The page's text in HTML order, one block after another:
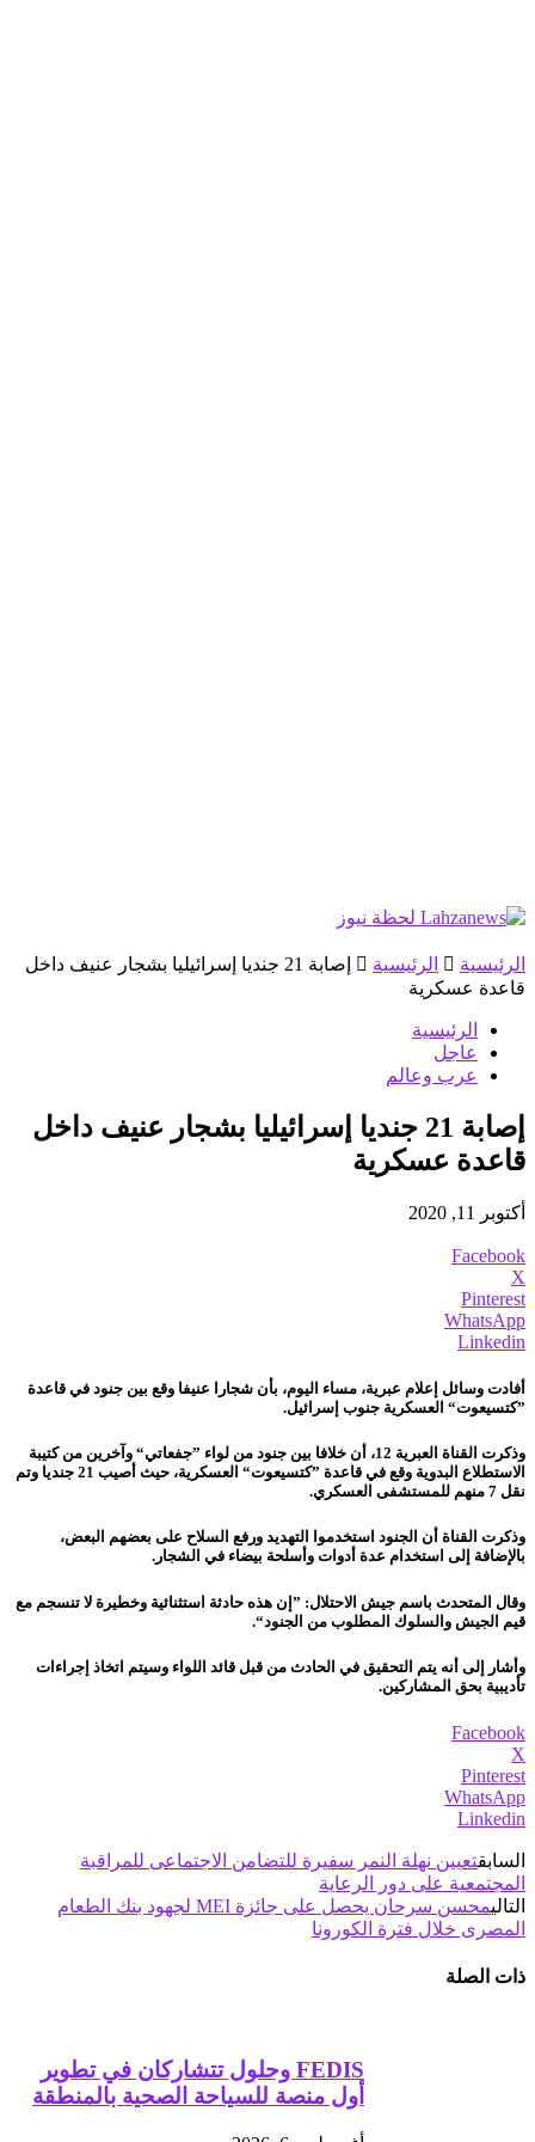
الرئيسية الرئيسية
إصابة 21 جنديا إسرائيليا بشجار عنيف داخل
قاعدة عسكرية
الرئيسية
عاجل
عرب وعالم
إصابة 21 جنديا إسرائيليا بشجار عنيف داخل
قاعدة عسكرية
أكتوبر 11, 2020
Facebook
X
Pinterest
WhatsApp
Linkedin
أفادت وسائل إعلام عبرية، مساء اليوم، بأن شجارا عنيفا وقع بين جنود في قاعدة
”كتسيعوت“ العسكرية جنوب إسرائيل.
وذكرت القناة العبرية 12، أن خلافا بين جنود من لواء ”جفعاتي“ وآخرين من كتيبة
الاستطلاع البدوية وقع في قاعدة ”كتسيعوت“ العسكرية، حيث أصيب 21 جنديا وتم
نقل 7 منهم للمستشفى العسكري.
وذكرت القناة أن الجنود استخدموا التهديد ورفع السلاح على بعضهم البعض،
بالإضافة إلى استخدام عدة أدوات وأسلحة بيضاء في الشجار.
وقال المتحدث باسم جيش الاحتلال: ”إن هذه حادثة استثنائية وخطيرة لا تنسجم مع
قيم الجيش والسلوك المطلوب من الجنود“.
وأشار إلى أنه يتم التحقيق في الحادث من قبل قائد اللواء وسيتم اتخاذ إجراءات
تأديبية بحق المشاركين.
Facebook
X
Pinterest
WhatsApp
Linkedin
السابقتعيين نهلة النمر سفيرة للتضامن الاجتماعى للمراقبة
المجتمعية على دور الرعاية
التالي
محسن سرحان يحصل على جائزة MEI لجهود بنك الطعام
المصرى خلال فترة الكورونا
ذات الصلة
FEDIS وحلول تتشاركان في تطوير
أول منصة للسياحة الصحية بالمنطقة